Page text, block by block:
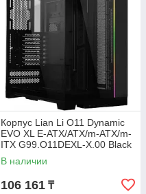
Корпус Lian Li O11 Dynamic
EVO XL E-ATX/ATX/m-ATX/m-
ITX G99.O11DEXL-X.00 Black
В наличии
106 161 ₸